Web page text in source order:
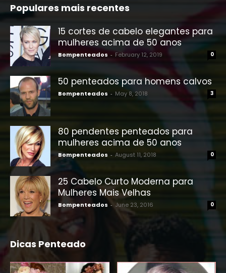
Populares mais recentes
15 cortes de cabelo elegantes para
mulheres acima de 50 anos
Bompenteados - February 12, 2019 0
50 penteados para homens calvos
Bompenteados - May 8, 2018 3
80 pendentes penteados para
mulheres acima de 50 anos
Bompenteados - August 11, 2018 0
25 Cabelo Curto Moderna para
Mulheres Mais Velhas
Bompenteados - June 23, 2016 0
Dicas Penteado